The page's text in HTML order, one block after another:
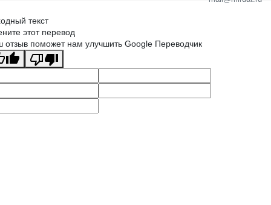
текст
этот перевод
отзыв поможет нам улучшить Google Переводчик